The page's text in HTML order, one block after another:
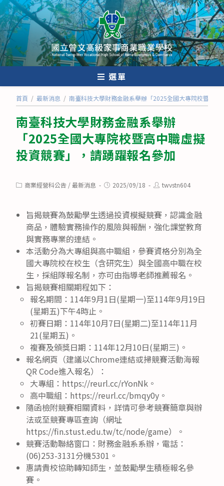
跳
轉
至
主
要
內
選單
首頁 / 最新消息 / 南臺科技大學財務金融系舉辦「2025全國大專院校暨高
南臺科技大學財務金融系舉辦
「2025全國大專院校暨高中職虛擬
投資競賽」，請踴躍報名參加
Post商業經營科公告 /最新消息
Post2025/09/18
Posttwvstn604
旨揭競賽為鼓勵學生透過投資模擬競賽，認識金融
商品，體驗實務操作的風險與報酬，強化課堂教育
與實務專業的連結。
本活動分為大專組與高中職組，參賽資格分別為全
國大專院校在校生（含研究生）與全國高中職在校
生，採組隊報名制，亦可由指導老師推薦報名。
旨揭競賽相關期程如下：
報名期間：114年9月1日(星期一)至114年9月19日
(星期五)下午4時止。
初賽日期：114年10月7日(星期二)至114年11月
21(星期五)。
複賽及頒獎日期：114年12月10日(星期三)。
報名網頁（建議以Chrome連結或掃競賽活動海報
QR Code進入報名）：
大專組：https://reurl.cc/rYonNk。
高中職組：https://reurl.cc/bmqy0y。
隨函檢附競賽相關資料，詳情可參考競賽簡章與辦
法或至競賽專區查詢（網址
https://fin.stust.edu.tw/tc/node/game）。
競賽活動聯絡窗口：財務金融系系辦，電話：
(06)253-3131分機5301。
惠請貴校協助轉知師生，並鼓勵學生積極報名參
賽。